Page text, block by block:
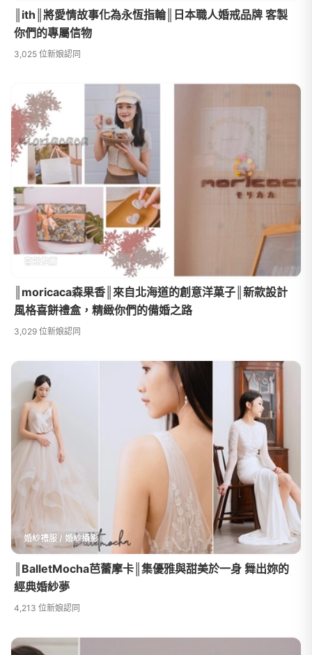
║ith║將愛情故事化為永恆指輪║日本職人婚戒品牌 客製
你們的專屬信物
3,025 位新娘認同
喜餅推薦
║moricaca森果香║來自北海道的創意洋菓子║新款設計
風格喜餅禮盒，精緻你們的備婚之路
3,029 位新娘認同
婚紗禮服 / 婚紗攝影
║BalletMocha芭蕾摩卡║集優雅與甜美於一身 舞出妳的
經典婚紗夢
4,213 位新娘認同